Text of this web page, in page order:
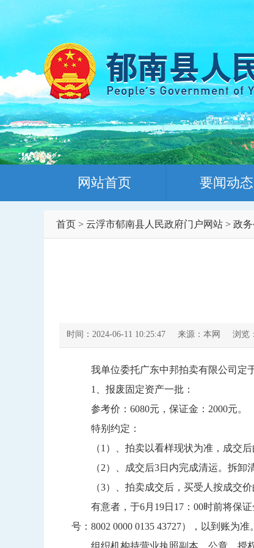
网站首页 要闻动态
首页 > 云浮市郁南县人民政府门户网站 > 政
时间：2024-06-11 10:25:47 来源：本网 浏览：
我单位委托广东中邦拍卖有限公司
1、报废固定资产一批：
参考价：6080元，保证金：2000元。
特别约定：
（1）、拍卖以看样现状为准，成交后
（2）、成交后3日内完成清运。拆卸清
（3）、拍卖成交后，买受人按成交价
有意者，于6月19日17：00时前将保证
号：8002 0000 0135 43727），以到账为准。
组织机构持营业执照副本、公章、授权